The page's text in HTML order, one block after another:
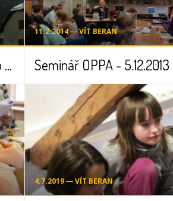
Jarní lyžařský tábor - Slovinsko 2014
11.2.2014 ― VÍT BERAN
Seminář OPPA - 5.12.2013
4.7.2019 ― VÍT BERAN